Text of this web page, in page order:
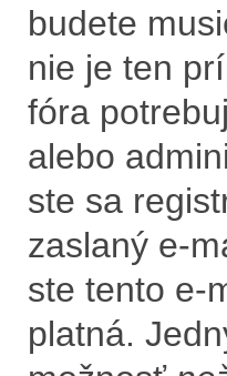
budete
nie je ten
fóra
alebo
ste sa
zaslaný e-
ste tento e-
platná.